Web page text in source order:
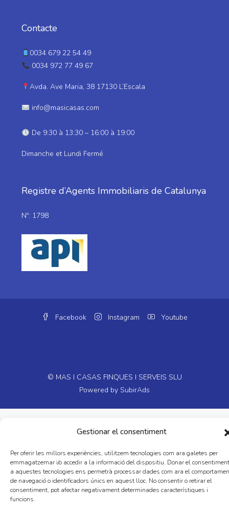
Gestionar el consentiment
Per oferir les millors experiències, utilitzem tecnologies com ara galetes per
emmagatzemar i/o accedir a la informació del dispositiu. Donar el consentiment
a aquestes tecnologies ens permetrà processar dades com ara el
de navegació o identificadors únics en aquest lloc. No consentir o retirar el
consentiment, pot afectar negativament determinades característiques i
funcions.
Contacte
0034 679 22 54 49
0034 972 77 49 67
Avda. Ave Maria, 38 17130 L’Escala
info@masicasas.com
De 9:30 à 13:30 – 16:00 à 19:00
Dimanche et Lundi Fermé
Registre d’Agents Immobiliaris de Catalunya
Nº: 1798
Facebook Instagram Youtube
© MAS I CASAS FINQUES I SERVEIS SLU
Powered by SubirAds